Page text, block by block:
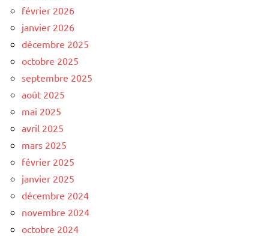
février 2026
janvier 2026
décembre 2025
octobre 2025
septembre 2025
août 2025
mai 2025
avril 2025
mars 2025
février 2025
janvier 2025
décembre 2024
novembre 2024
octobre 2024